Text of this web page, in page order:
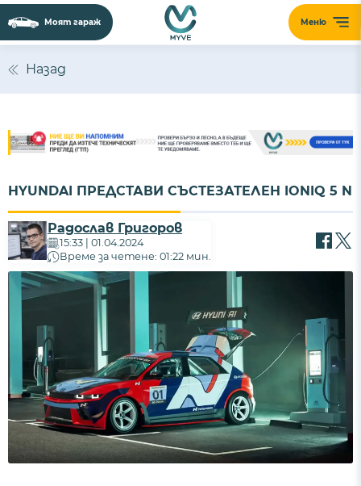
Меню
Моят гараж
Назад
HYUNDAI ПРЕДСТАВИ СЪСТЕЗАТЕЛЕН IONIQ 5 N
Радослав Григоров
15:33 | 01.04.2024
Време за четене: 01:22 мин.